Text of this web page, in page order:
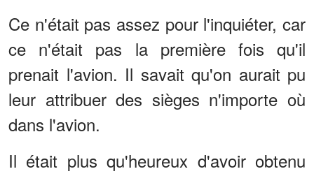
Ce n'était pas assez pour l'inquiéter, car
ce n'était pas la première fois qu'il
prenait l'avion. Il savait qu'on aurait pu
leur attribuer des sièges n'importe où
dans l'avion.
Il était plus qu'heureux d'avoir obtenu